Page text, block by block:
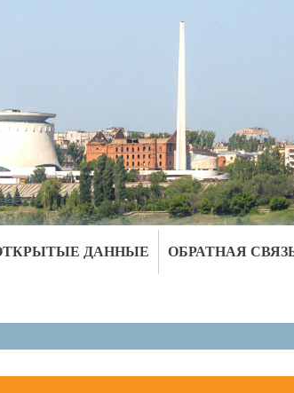
ДАННЫЕ ОБРАТНАЯ